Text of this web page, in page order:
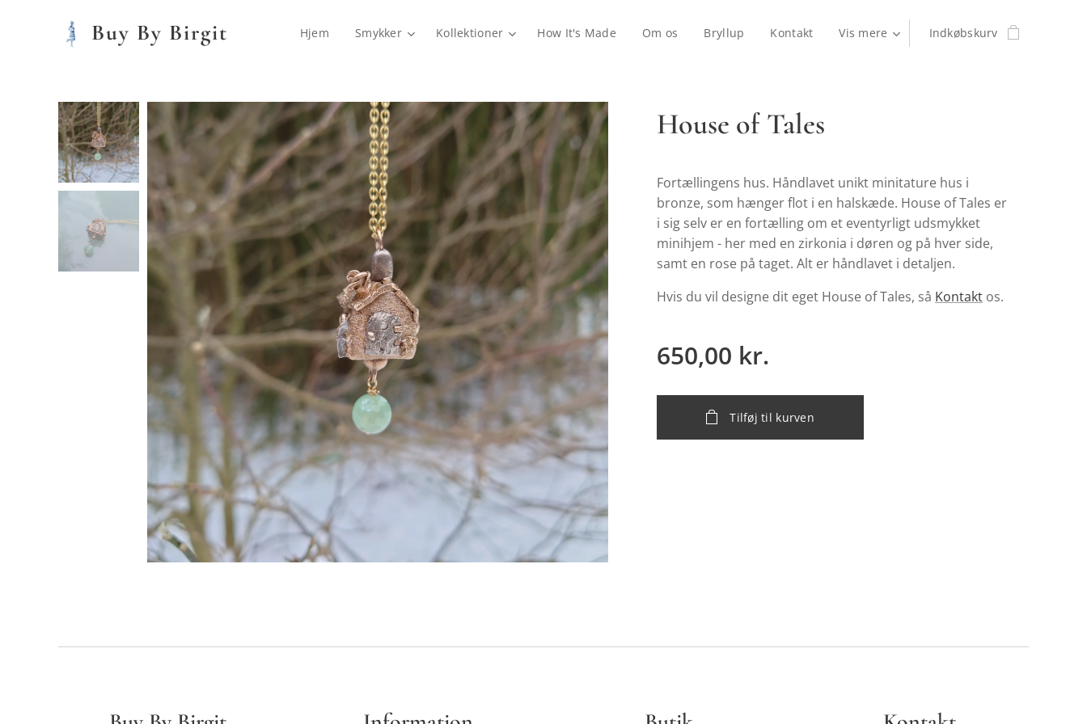
Buy By Birgit Hjem Smykker Kollektioner How It's Made Om os Bryllup Kontakt Vis mere Indkøbskurv
House of Tales
Fortællingens hus. Håndlavet unikt minitature hus i
bronze, som hænger flot i en halskæde. House of Tales er
i sig selv er en fortælling om et eventyrligt udsmykket
minihjem - her med en zirkonia i døren og på hver side,
samt en rose på taget. Alt er håndlavet i detaljen.
Hvis du vil designe dit eget House of Tales, så Kontakt os.
650,00 kr.
Tilføj til kurven